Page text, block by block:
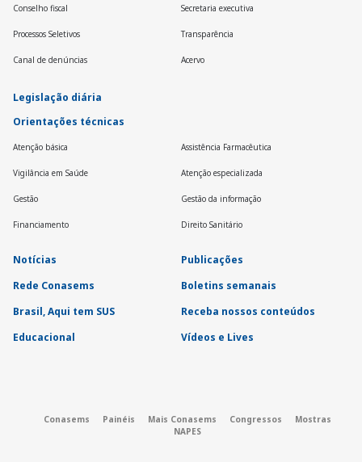
Conselho fiscal Secretaria executiva
Processos Seletivos Transparência
Canal de denúncias Acervo
Legislação diária
Orientações técnicas
Atenção básica Assistência Farmacêutica
Vigilância em Saúde Atenção especializada
Gestão Gestão da informação
Financiamento Direito Sanitário
Notícias
Rede Conasems
Brasil, Aqui tem SUS
Educacional
Publicações
Boletins semanais
Receba nossos conteúdos
Vídeos e Lives
Conasems Painéis Mais Conasems Congressos
Mostras
NAPES